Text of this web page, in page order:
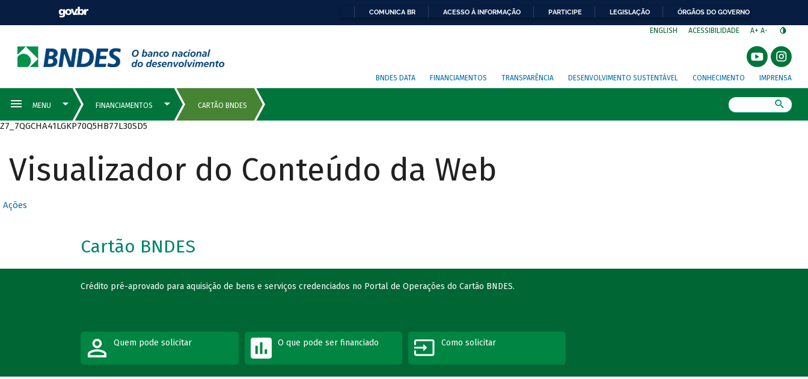
COMUNICA BR ACESSO À INFORMAÇÃO PARTICIPE LEGISLAÇÃO ÓRGÃOS DO GOVERNO
ENGLISH ACESSIBILIDADE A+ A-
BNDES DATA FINANCIAMENTOS TRANSPARÊNCIA DESENVOLVIMENTO SUSTENTÁVEL CONHECIMENTO IMPRENSA
Z7_7QGCHA41LGKP70Q5HB77L30SD5
Visualizador do Conteúdo da Web
Ações
Cartão BNDES
Crédito pré-aprovado para aquisição de bens e serviços credenciados no Portal de Operações do Cartão BNDES.
Quem pode solicitar O que pode ser financiado Como solicitar